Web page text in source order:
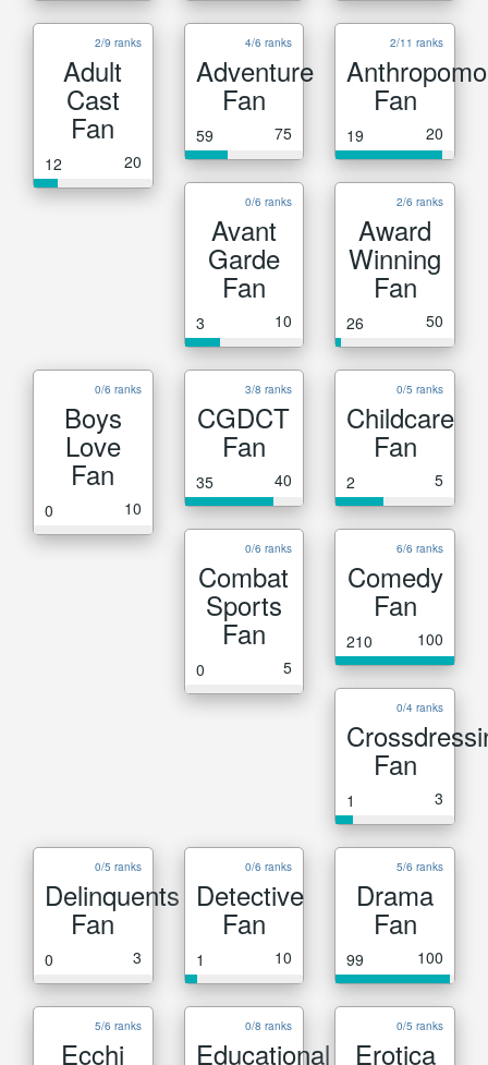
2/9 ranks
Adult
Cast
Fan
12 20
4/6 ranks
Adventure
Fan
59 75
2/11 ranks
Fan
19 20
0/6 ranks
Avant
Garde
Fan
3 10
2/6 ranks
Award
Winning
Fan
26 50
0/6 ranks
Boys
Love
Fan
0 10
3/8 ranks
CGDCT
Fan
35 40
0/5 ranks
Childcare
Fan
2 5
0/6 ranks
Combat
Sports
Fan
0 5
6/6 ranks
Comedy
Fan
210 100
0/4 ranks
Fan
1 3
0/5 ranks
Delinquents
Fan
0 3
0/6 ranks
Detective
Fan
1 10
5/6 ranks
Drama
Fan
99 100
5/6 ranks
Ecchi
0/8 ranks
Educational
0/5 ranks
Erotica